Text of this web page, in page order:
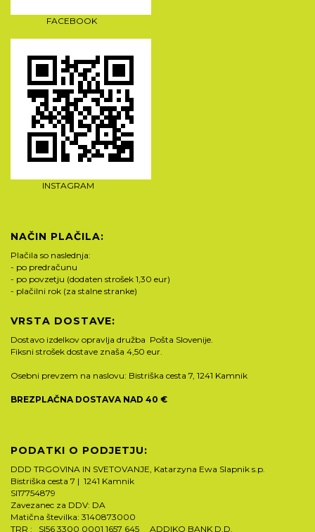
FACEBOOK
INSTAGRAM
NAČIN PLAČILA:
Plačila so naslednja:
- po predračunu
- po povzetju (dodaten strošek 1,30 eur)
- plačilni rok (za stalne stranke)
VRSTA DOSTAVE:
Dostavo izdelkov opravlja družba Pošta Slovenije.
Fiksni strošek dostave znaša 4,50 eur.
Osebni prevzem na naslovu: Bistriška cesta 7, 1241 Kamnik
BREZPLAČNA DOSTAVA NAD 40 €
PODATKI O PODJETJU:
DDD TRGOVINA IN SVETOVANJE, Katarzyna Ewa Slapnik s.p.
Bistriška cesta 7 | 1241 Kamnik
SI17754879
Zavezanec za DDV: DA
Matična številka: 3140873000
TRR : SI56 3300 0001 1657 645 ADDIKO BANK D.D.